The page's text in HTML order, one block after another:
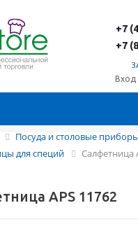
+7
+7
Вход
Посуда и столовые приборы
для специй
Салфетница
APS 11762